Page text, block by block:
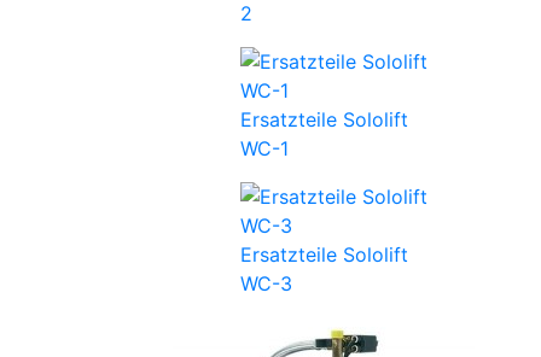
2
Ersatzteile Sololift
WC-1
Ersatzteile Sololift
WC-3